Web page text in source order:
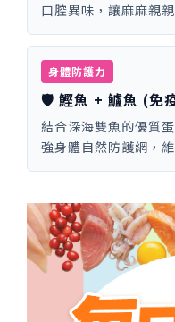
口腔異味，讓麻麻親
身體防護力
🛡️ 鰹魚 + 鱸魚 (免
結合深海雙魚的優質
強身體自然防護網，